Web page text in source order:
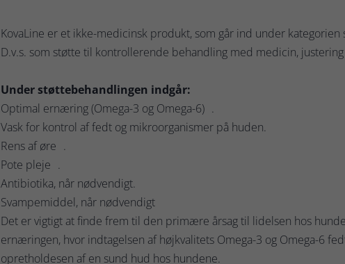
KovaLine er et ikke-medicinsk produkt, som går ind under
D.v.s. som støtte til kontrollerende behandling med medicin,
Under støttebehandlingen indgår:
Optimal ernæring (Omega-3 og Omega-6) .
Vask for kontrol af fedt og mikroorganismer på huden.
Rens af øre .
Pote pleje .
Antibiotika, når nødvendigt.
Svampemiddel, når nødvendigt
Det er vigtigt at finde frem til den primære årsag til lidelsen hos
ernæringen, hvor indtagelsen af højkvalitets Omega-3 og Omega-6
opretholdesen af en sund hud hos hundene.